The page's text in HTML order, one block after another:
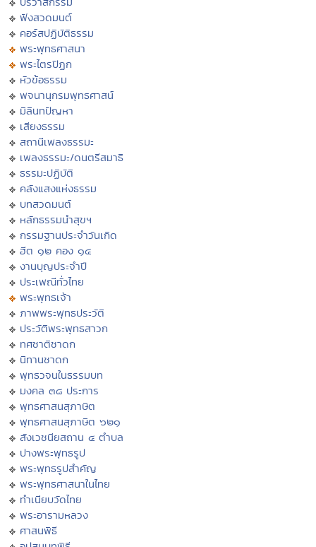
ฟังสวดมนต์
คอร์สปฏิบัติธรรม
พระพุทธศาสนา
พระไตรปิฏก
หัวข้อธรรม
พจนานุกรมพุทธศาสน์
มิลินทปัญหา
เสียงธรรม
สถานีเพลงธรรมะ
เพลงธรรมะ/ดนตรีสมาธิ
ธรรมะปฏิบัติ
คลังแสงแห่งธรรม
บทสวดมนต์
หลักธรรมนำสุขฯ
กรรมฐานประจำวันเกิด
ฮีต ๑๒ คอง ๑๔
งานบุญประจำปี
ประเพณีทั่วไทย
พระพุทธเจ้า
ภาพพระพุทธประวัติ
ประวัติพระพุทธสาวก
ทศชาติชาดก
นิทานชาดก
พุทธวจนในธรรมบท
มงคล ๓๘ ประการ
พุทธศาสนสุภาษิต
พุทธศาสนสุภาษิต ๖๒๑
สังเวชนียสถาน ๔ ตำบล
ปางพระพุทธรูป
พระพุทธรูปสำคัญ
พระพุทธศาสนาในไทย
ทำเนียบวัดไทย
พระอารามหลวง
ศาสนพิธี